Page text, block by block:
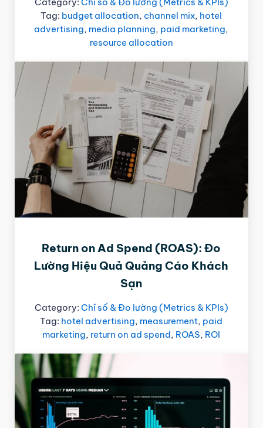
Tag: budget allocation, channel mix, hotel
advertising, media planning, paid marketing,
resource allocation
Return on Ad Spend (ROAS): Đo
Lường Hiệu Quả Quảng Cáo Khách
Sạn
Category: Chỉ số & Đo lường (Metrics & KPIs)
Tag: hotel advertising, measurement, paid
marketing, return on ad spend, ROAS, ROI